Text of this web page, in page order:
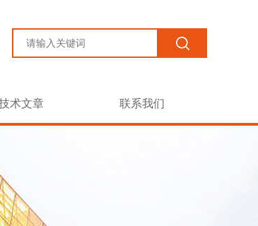
术文章 联系我们